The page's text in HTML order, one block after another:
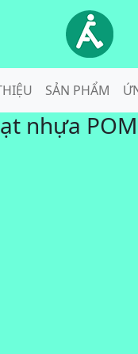
SẢN PHẨM
nhựa